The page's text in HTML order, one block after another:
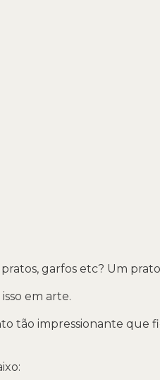
garfos etc? Um
em arte.
tão impressionante que